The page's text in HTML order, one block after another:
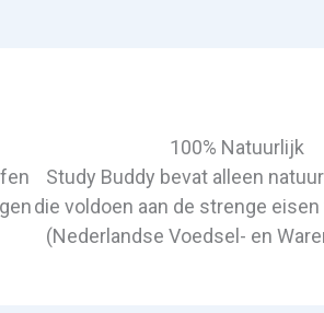
100% Natuurlijk
Study Buddy bevat alleen
die voldoen aan de strenge eisen
(Nederlandse Voedsel- en